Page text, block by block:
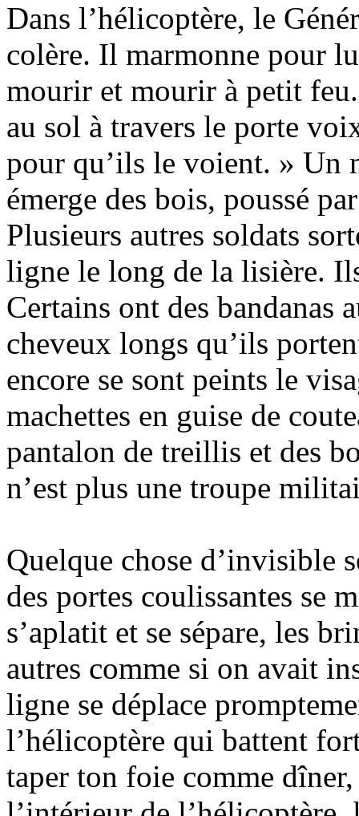
Dans l’hélicoptère, le
colère. Il marmonne pour
mourir et mourir à petit feu.
au sol à travers le porte
pour qu’ils le voient. » Un
émerge des bois, poussé
Plusieurs autres soldats
ligne le long de la lisière.
Certains ont des bandanas
cheveux longs qu’ils
encore se sont peints le
machettes en guise de
pantalon de treillis et des
n’est plus une troupe
Quelque chose d’invisible
des portes coulissantes se
s’aplatit et se sépare, les
autres comme si on avait
ligne se déplace
l’hélicoptère qui battent
taper ton foie comme